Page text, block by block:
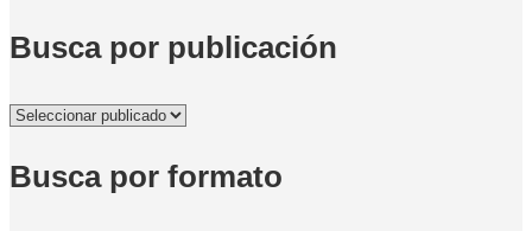
Busca por publicación
Busca por formato